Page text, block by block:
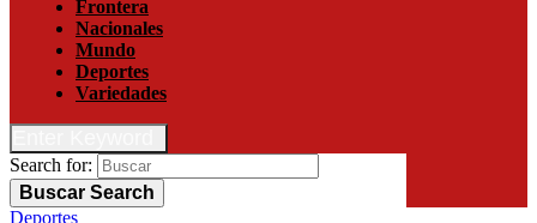
Frontera
Nacionales
Mundo
Deportes
Variedades
Search for:
Buscar Search
Deportes